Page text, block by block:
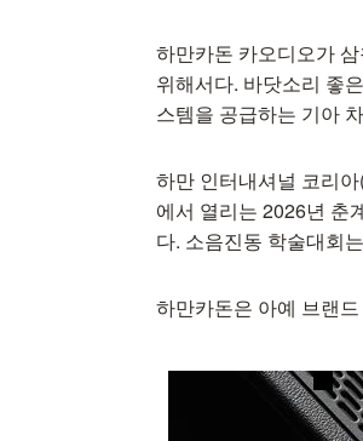
하만카돈 카오디오가
위해서다. 바닷소리 좋
스템을 공급하는 기아
하만 인터내셔널 코리
에서 열리는 2026년 춘
다. 소음진동 학술대회
하만카돈은 아예 브랜